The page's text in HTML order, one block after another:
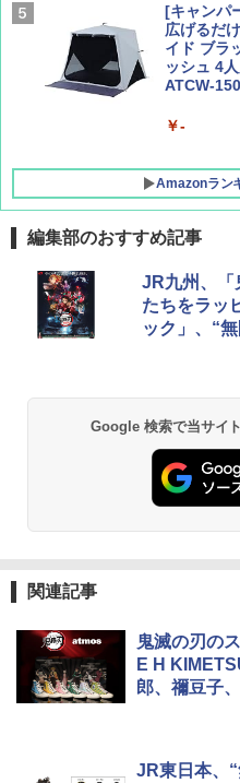
[キャンパ
広げるだ
イド ブラ
ッシュ 4
ATCW-
￥-
Amazonラン
DEWEL
ラソル ガ
防水 UVカ
き
026リニュ
コンパク
￥2,980
付き ヒグ
関の購入
防災用品
送
編集部のおすすめ記事
JR九州、「
たちをラッ
ック」、“
Google 検索で当サイ
関連記事
鬼滅の刃の
E H
郎、禰豆子
JR東日本、“